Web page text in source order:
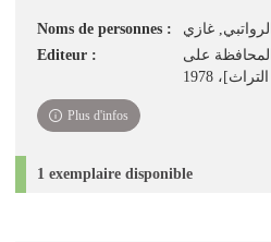
Noms de personnes :
الرواتبي, غازي
Editeur :
على
التراث]، 1978
Plus d'infos
1 exemplaire disponible